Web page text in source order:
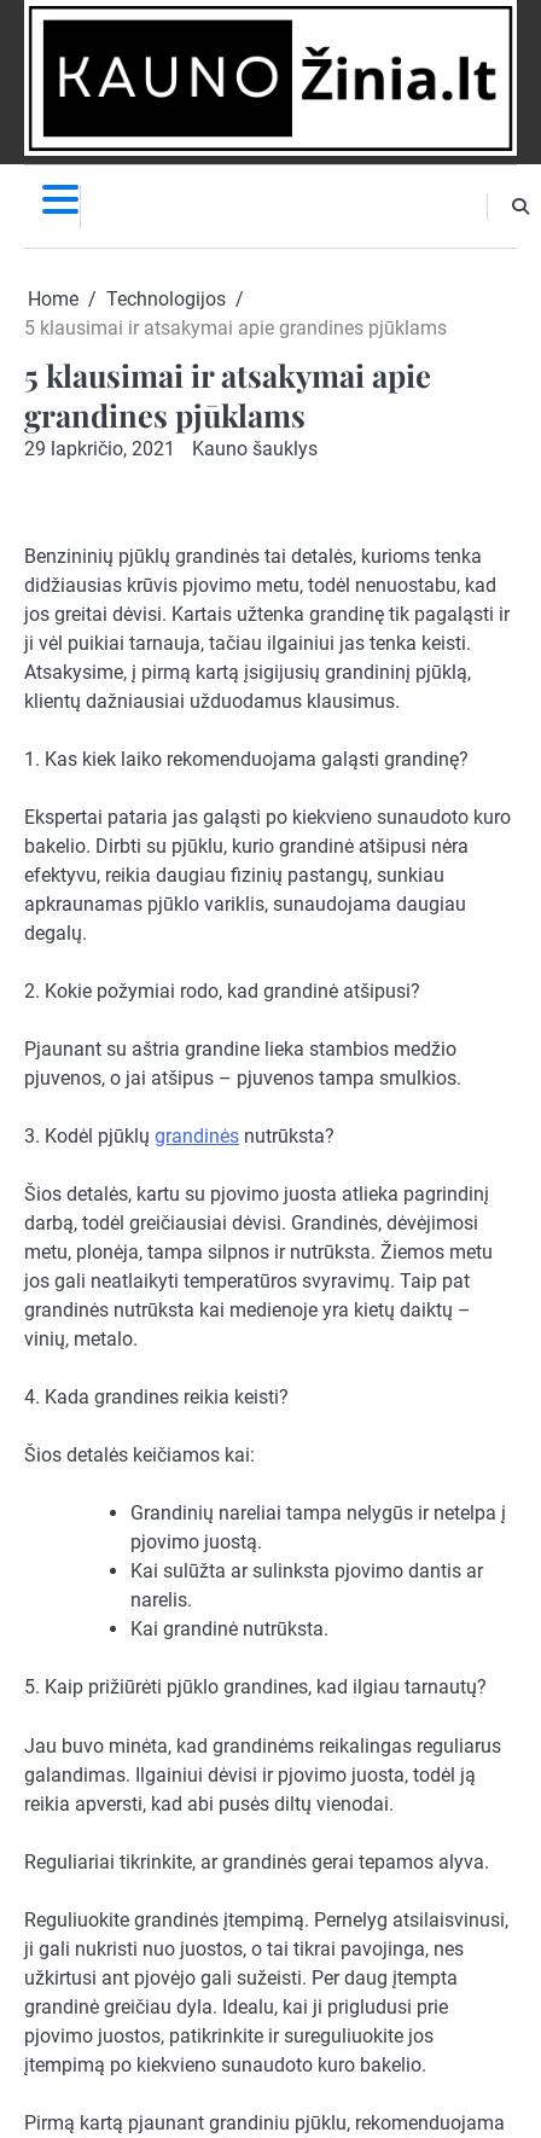
Skip
NAUJIENĄ
Home
Technologijos
5 klausimai ir atsakymai apie grandines pjūklams
5 klausimai ir atsakymai apie
grandines pjūklams
29 lapkričio, 2021 Kauno šauklys
Benzininių pjūklų grandinės tai detalės, kurioms tenka
didžiausias krūvis pjovimo metu, todėl nenuostabu, kad
jos greitai dėvisi. Kartais užtenka grandinę tik pagaląsti ir
ji vėl puikiai tarnauja, tačiau ilgainiui jas tenka keisti.
Atsakysime, į pirmą kartą įsigijusių grandininį pjūklą,
klientų dažniausiai užduodamus klausimus.
1. Kas kiek laiko rekomenduojama galąsti grandinę?
Ekspertai pataria jas galąsti po kiekvieno sunaudoto kuro
bakelio. Dirbti su pjūklu, kurio grandinė atšipusi nėra
efektyvu, reikia daugiau fizinių pastangų, sunkiau
apkraunamas pjūklo variklis, sunaudojama daugiau
degalų.
2. Kokie požymiai rodo, kad grandinė atšipusi?
Pjaunant su aštria grandine lieka stambios medžio
pjuvenos, o jai atšipus – pjuvenos tampa smulkios.
3. Kodėl pjūklų grandinės nutrūksta?
Šios detalės, kartu su pjovimo juosta atlieka pagrindinį
darbą, todėl greičiausiai dėvisi. Grandinės, dėvėjimosi
metu, plonėja, tampa silpnos ir nutrūksta. Žiemos metu
jos gali neatlaikyti temperatūros svyravimų. Taip pat
grandinės nutrūksta kai medienoje yra kietų daiktų –
vinių, metalo.
4. Kada grandines reikia keisti?
Šios detalės keičiamos kai:
Grandinių nareliai tampa nelygūs ir netelpa į
pjovimo juostą.
Kai sulūžta ar sulinksta pjovimo dantis ar
narelis.
Kai grandinė nutrūksta.
5. Kaip prižiūrėti pjūklo grandines, kad ilgiau tarnautų?
Jau buvo minėta, kad grandinėms reikalingas reguliarus
galandimas. Ilgainiui dėvisi ir pjovimo juosta, todėl ją
reikia apversti, kad abi pusės diltų vienodai.
Reguliariai tikrinkite, ar grandinės gerai tepamos alyva.
Reguliuokite grandinės įtempimą. Pernelyg atsilaisvinusi,
ji gali nukristi nuo juostos, o tai tikrai pavojinga, nes
užkirtusi ant pjovėjo gali sužeisti. Per daug įtempta
grandinė greičiau dyla. Idealu, kai ji prigludusi prie
pjovimo juostos, patikrinkite ir sureguliuokite jos
įtempimą po kiekvieno sunaudoto kuro bakelio.
Pirmą kartą pjaunant grandiniu pjūklu, rekomenduojama